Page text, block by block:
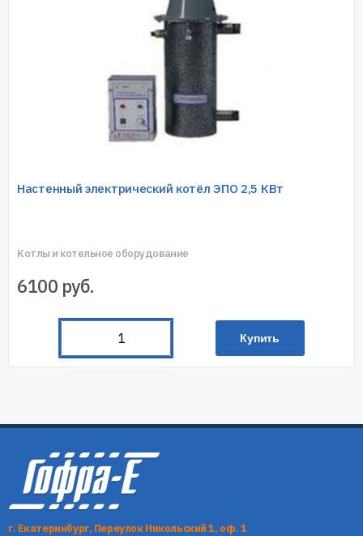
Настенный электрический котёл ЭПО 2,5 КВт
Котлы и котельное оборудование
6100 руб.
Купить
г. Екатеринбург, Переулок Никольский 1, оф. 1